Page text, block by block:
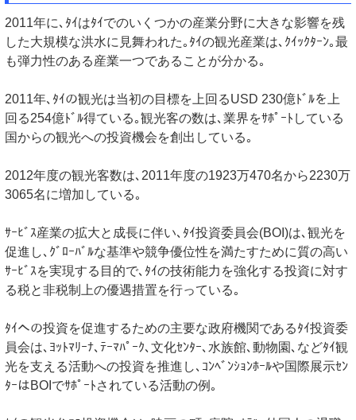
2011年に､ﾀｲはﾀｲでのいくつかの産業分野に大きな影響を残
した大規模な洪水に見舞われた｡ﾀｲの観光産業は､ｸｲｯｸﾀｰﾝ｡最
も弾力性のある産業一つであることが分かる｡
2011年､ﾀｲの観光は当初の目標を上回るUSD 230億ﾄﾞﾙを上
回る254億ﾄﾞﾙ得ている｡観光客の数は､業界をｻﾎﾟｰﾄしている
国からの観光への投資機会を創出している｡
2012年度の観光客数は､2011年度の1923万470名から2230万
3065名に増加している｡
ｻｰﾋﾞｽ産業の拡大と成長に伴い､ﾀｲ投資委員会(BOI)は､観光を
促進し､ｸﾞﾛｰﾊﾞﾙな基準や競争優位性を満たすために質の高い
ｻｰﾋﾞｽを実現する目的で､ﾀｲの技術能力を強化する投資に対す
る税と非税制上の優遇措置を行っている｡
ﾀｲへの投資を促進するための主要な政府機関であるﾀｲ投資委
員会は､ﾖｯﾄﾏﾘｰﾅ､ﾃｰﾏﾊﾟｰｸ､文化ｾﾝﾀｰ､水族館､動物園､などﾀｲ観
光を支える活動への投資を推進し､ｺﾝﾍﾞﾝｼｮﾝﾎｰﾙや国際展示ｾﾝ
ﾀｰはBOIでｻﾎﾟｰﾄされている活動の例｡